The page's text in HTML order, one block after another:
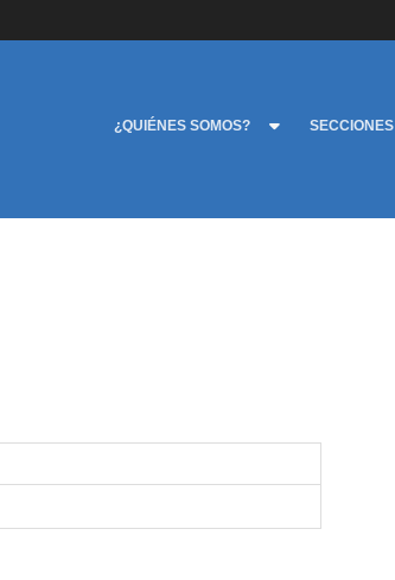
¿QUIÉNES SOMOS? SECCIONES